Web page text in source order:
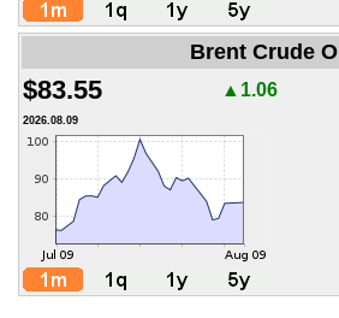
Brent Crude
$83.55 ▲1.06
2026.08.09